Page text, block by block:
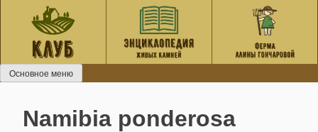
содержанию
Основное меню
Namibia ponderosa